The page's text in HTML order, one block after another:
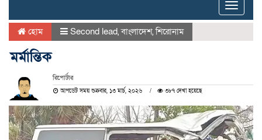
Toggle
হোম Second lead,বাংলাদেশ,শিরোনাম
মর্মান্তিক
রিপোর্টার
আপডেট সময় শুক্রবার, ১৩ মার্চ, ২০২৬ ৩৮৭ দেখা হয়েছে